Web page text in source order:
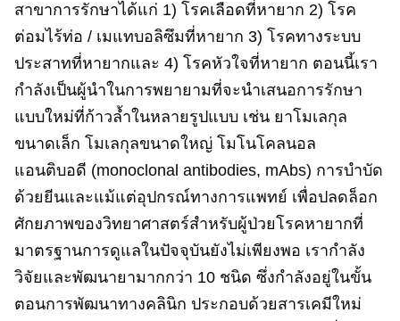
สาขาการรักษา​ได้แก่ 1) โรคเลือดที่หายาก 2) โรค
ต่อมไร้ท่อ / เมแทบอลิซึมที่หายาก 3) โรคทางระบบ
ประสาทที่หายากและ 4) โรคหัวใจที่หายาก ตอนนี้เรา
กําลังเป็นผู้นําในการพยายามที่จะนำเสนอการรักษา
แบบใหม่ที่ก้าวล้ำในหลายรูปแบบ เช่น ยาโมเลกุล
ขนาดเล็ก โมเลกุลขนาดใหญ่ โมโนโคลนอล
แอนติบอดี​ (monoclonal antibodies, mAbs) การบําบัด
ด้วยยีนและแม้แต่อุปกรณ์ทางการแพทย์ เพื่อปลดล็อก
ศักยภาพของวิทยาศาสตร์สําหรับผู้ป่วยโรคหายากที่
มาตรฐานการดูแลในปัจจุบันยังไม่เพียงพอ เรากำลัง
วิจัยและพัฒนายามากกว่า 10 ชนิด ซึ่งกำลังอยู่ในขั้น
ตอนการพัฒนาทางคลินิก ประกอบด้วย​สารเคมีใหม่